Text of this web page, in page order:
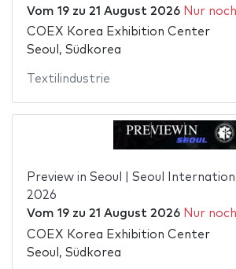
Vom 19zu 21 August 2026 Nur
COEX Korea Exhibition Center
Seoul, Südkorea
Textilindustrie
Preview in Seoul | Seoul
2026
Vom 19zu 21 August 2026 Nur
COEX Korea Exhibition Center
Seoul, Südkorea